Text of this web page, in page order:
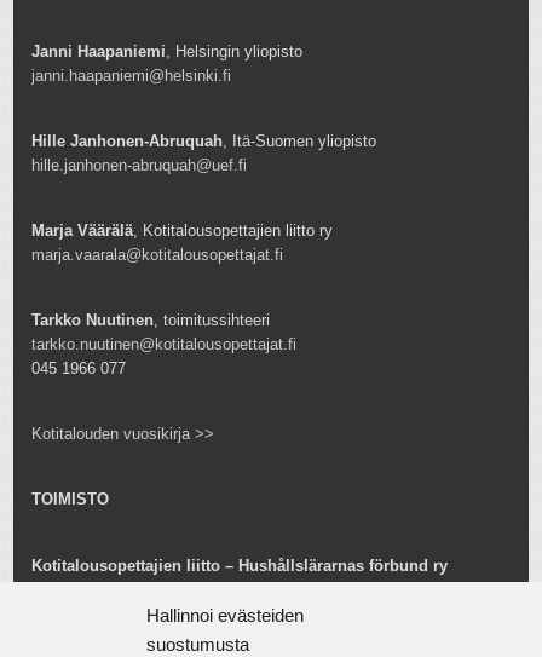
Hallinnoi evästeiden
suostumusta
Janni Haapaniemi , Helsingin yliopisto
janni.haapaniemi@helsinki.fi
Hille Janhonen-Abruquah, Itä-Suomen yliopisto
hille.janhonen-abruquah@uef.fi
Marja Väärälä, Kotitalousopettajien liitto ry
marja.vaarala@kotitalousopettajat.fi
Tarkko Nuutinen, toimitussihteeri
tarkko.nuutinen@kotitalousopettajat.fi
045 1966 077
Kotitalouden vuosikirja >>
TOIMISTO
Kotitalousopettajien liitto – Hushållslärarnas förbund ry
toimisto@kotitalousopettajat.fi